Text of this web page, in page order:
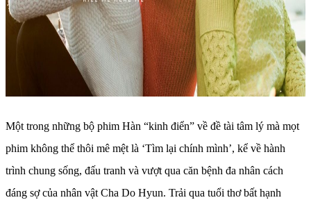
Một trong những bộ phim Hàn “kinh điển” về đề tài tâm lý mà mọt
phim không thể thôi mê mệt là ‘Tìm lại chính mình’, kể về hành
trình chung sống, đấu tranh và vượt qua căn bệnh đa nhân cách
đáng sợ của nhân vật Cha Do Hyun. Trải qua tuổi thơ bất hạnh